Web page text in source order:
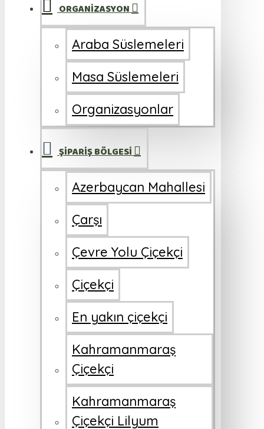
ORGANİZASYON
Araba Süslemeleri
Masa Süslemeleri
Organizasyonlar
ŞİPARİŞ BÖLGESİ
Azerbaycan Mahallesi
Çarşı
Çevre Yolu Çiçekçi
Çiçekçi
En yakın çiçekçi
Kahramanmaraş
Çiçekçi
Kahramanmaraş
Çiçekçi Lilyum